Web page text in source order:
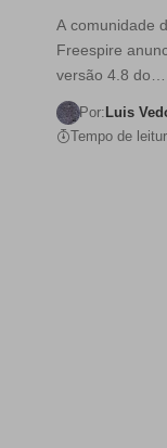
A comunidade
Freespire
versão 4.8 do…
Por: Luis
Tempo de